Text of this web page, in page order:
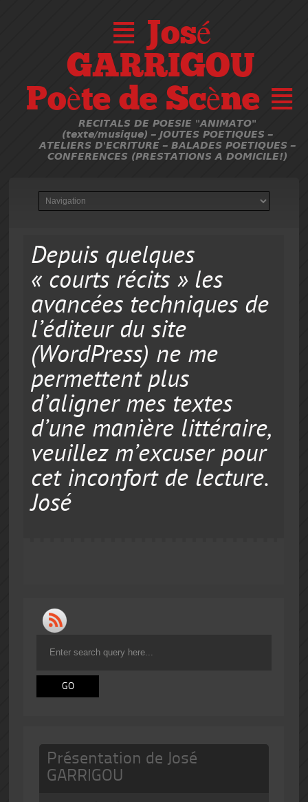
≣ José
GARRIGOU
Poète de Scène ≣
RECITALS DE POESIE "ANIMATO"
(texte/musique) – JOUTES POETIQUES –
ATELIERS D'ECRITURE – BALADES POETIQUES –
CONFERENCES (PRESTATIONS A DOMICILE!)
Depuis quelques
« courts récits » les
avancées techniques de
l’éditeur du site
(WordPress) ne me
permettent plus
d’aligner mes textes
d’une manière littéraire,
veuillez m’excuser pour
cet inconfort de lecture.
José
Présentation de José
GARRIGOU